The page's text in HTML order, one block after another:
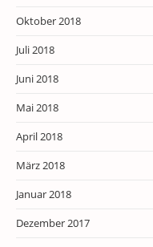
Oktober 2018
Juli 2018
Juni 2018
Mai 2018
April 2018
März 2018
Januar 2018
Dezember 2017